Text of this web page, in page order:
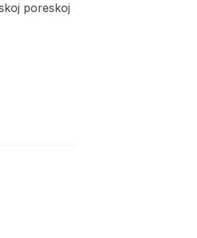
poreskoj